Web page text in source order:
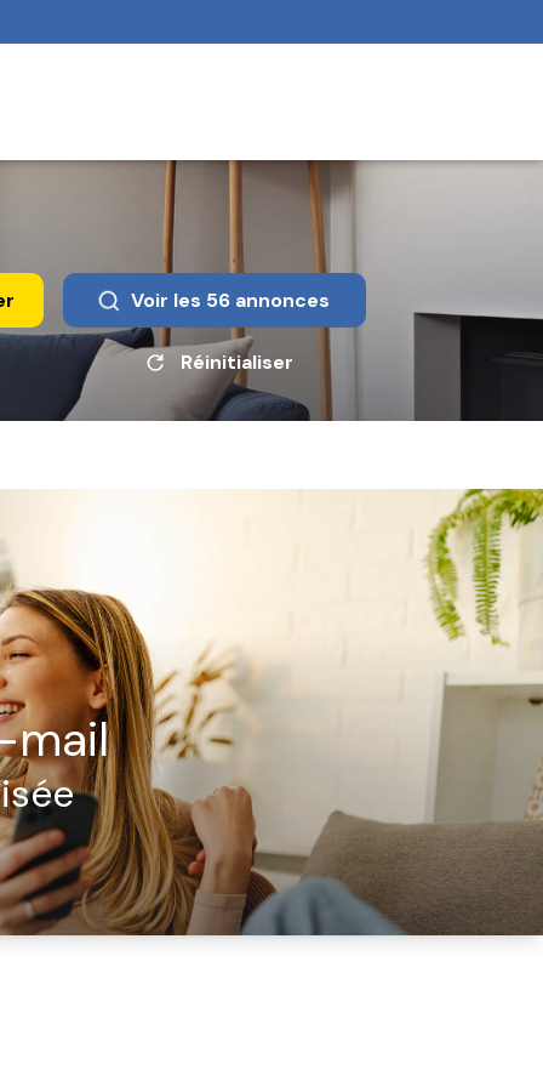
Voir les 56 annonces
Réinitialiser
mail